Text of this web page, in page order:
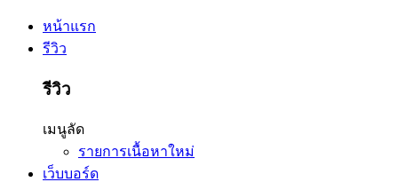
หน้าแรก
รีวิว
รีวิว
เมนูลัด
รายการเนื้อหาใหม่
เว็บบอร์ด